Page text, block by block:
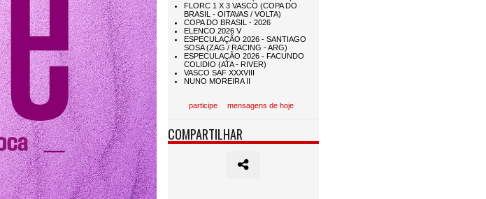
participe mensagens de hoje
COMPARTILHAR